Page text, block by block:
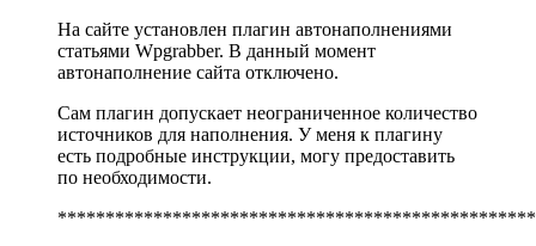
На сайте установлен плагин автонаполнениями
статьями Wpgrabber. В данный момент
автонаполнение сайта отключено.
Сам плагин допускает неограниченное количество
источников для наполнения. У меня к плагину
есть подробные инструкции, могу предоставить
по необходимости.